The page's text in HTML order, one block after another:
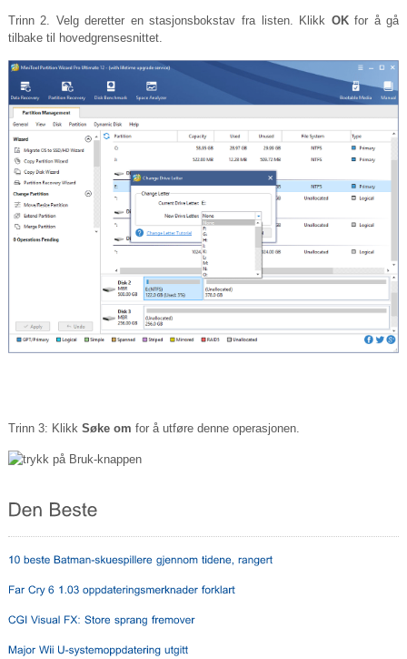
Trinn 2. Velg deretter en stasjonsbokstav fra listen. Klikk OKfor å gå
tilbake til hovedgrensesnittet.
Trinn 3: Klikk Søke om for å utføre denne operasjonen.